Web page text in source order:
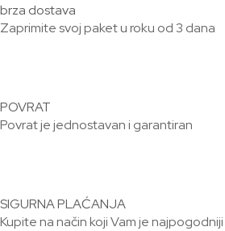
brza dostava
Zaprimite svoj paket u roku od 3 dana
POVRAT
Povrat je jednostavan i garantiran
SIGURNA PLAĆANJA
Kupite na način koji Vam je najpogodniji